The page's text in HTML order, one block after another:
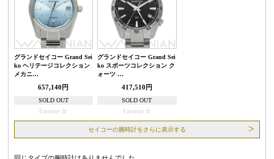
グランドセイコー Grand Sei
ko ヘリテージコレクション
メカニ…
657,140円
SOLD OUT
Favorite
グランドセイコー Grand Sei
ko スポーツコレクション ク
ォーツ …
417,510円
SOLD OUT
Favorite
セイコーの腕時計をさらに表示する